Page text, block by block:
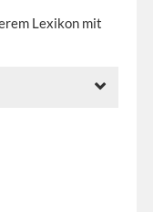
Lexikon mit